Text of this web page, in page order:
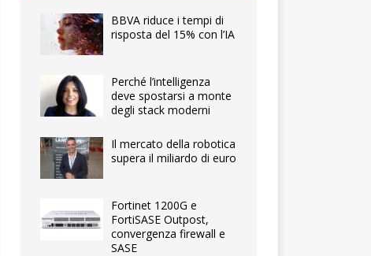
BBVA riduce i tempi di
risposta del 15% con l’IA
Perché l’intelligenza
deve spostarsi a monte
degli stack moderni
Il mercato della robotica
supera il miliardo di euro
Fortinet 1200G e
FortiSASE Outpost,
convergenza firewall e
SASE